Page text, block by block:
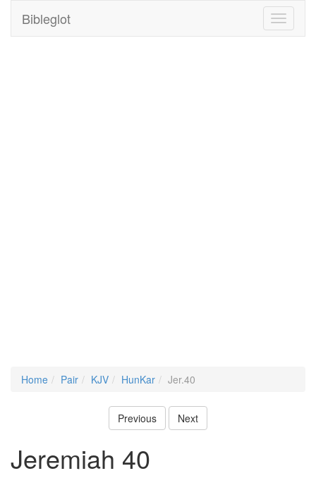
Toggle
Bibleglot
Home Pair KJV HunKar Jer.40
Previous Next
Jeremiah 40